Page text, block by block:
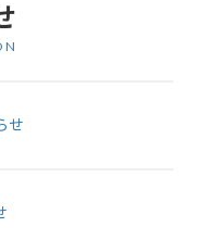
せ